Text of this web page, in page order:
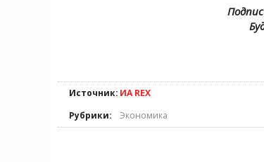
Источник: ИА REX
Рубрики:
Экономика